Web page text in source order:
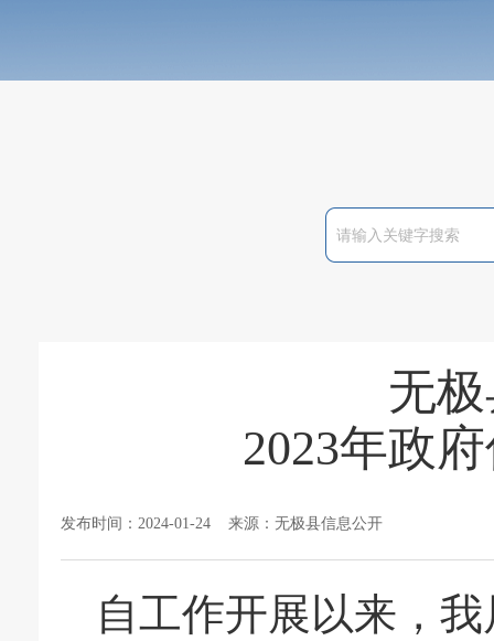
无
2023年政
发布时间：2024-01-24 来源：无极县信息公开
自工作开展以来，